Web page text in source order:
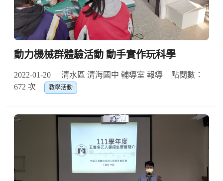
動力機械群體驗活動 動手實作玩科學
2022-01-20 清水區 清海國中 輔導室 報導
點閱數：
672 次
教學活動